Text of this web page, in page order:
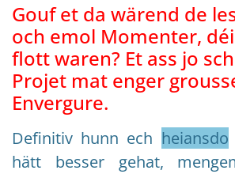
Gouf et da wärend de
och emol Momenter,
flott waren? Et ass jo
Projet mat enger
Envergure.
Definitiv hunn ech heiansdo
hätt besser gehat,